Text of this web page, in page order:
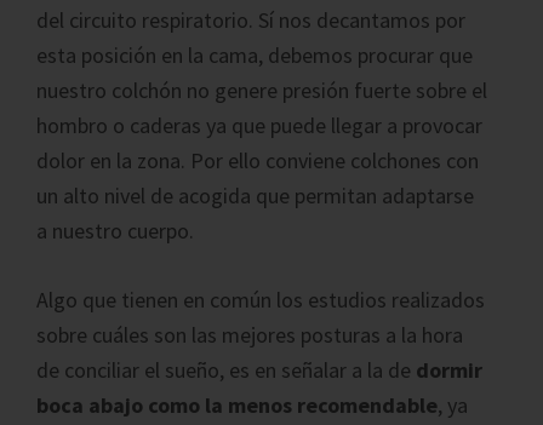
del circuito respiratorio. Sí nos decantamos por
esta posición en la cama, debemos procurar que
nuestro colchón no genere presión fuerte sobre el
hombro o caderas ya que puede llegar a provocar
dolor en la zona. Por ello conviene colchones con
un alto nivel de acogida que permitan adaptarse
a nuestro cuerpo.
Algo que tienen en común los estudios realizados
sobre cuáles son las mejores posturas a la hora
de conciliar el sueño, es en señalar a la de dormir
boca abajo como la menos recomendable, ya